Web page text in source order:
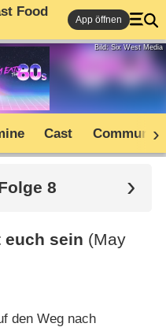
Food
App öffnen
Bild: Six West Media
Cast Community
8
euch sein (May
den Weg nach